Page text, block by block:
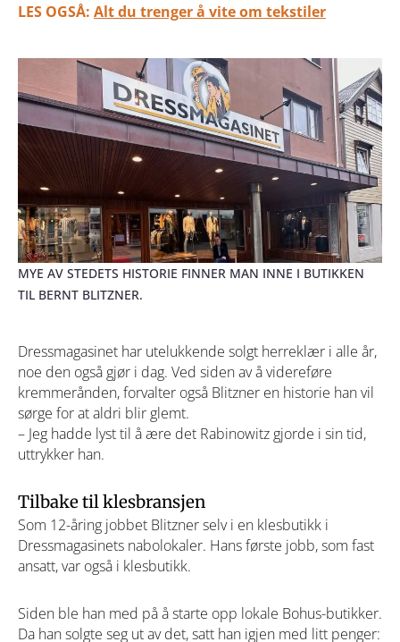
LES OGSÅ: Alt du trenger å vite om tekstiler
MYE AV STEDETS HISTORIE FINNER MAN INNE I BUTIKKEN
TIL BERNT BLITZNER.
Dressmagasinet har utelukkende solgt herreklær i alle år,
noe den også gjør i dag. Ved siden av å videreføre
kremmerånden, forvalter også Blitzner en historie han vil
sørge for at aldri blir glemt.
– Jeg hadde lyst til å ære det Rabinowitz gjorde i sin tid,
uttrykker han.
Tilbake til klesbransjen
Som 12-åring jobbet Blitzner selv i en klesbutikk i
Dressmagasinets nabolokaler. Hans første jobb, som fast
ansatt, var også i klesbutikk.
Siden ble han med på å starte opp lokale Bohus-butikker.
Da han solgte seg ut av det, satt han igjen med litt penger: